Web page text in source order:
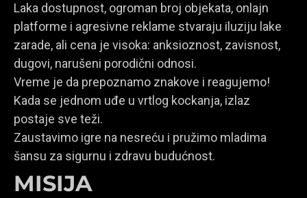
Laka dostupnost, ogroman broj objekata, onlajn
platforme i agresivne reklame stvaraju iluziju lake
zarade, ali cena je visoka: anksioznost, zavisnost,
dugovi, narušeni porodični odnosi.
Vreme je da prepoznamo znakove i reagujemo!
Kada se jednom uđe u vrtlog kockanja, izlaz
postaje sve teži.
Zaustavimo igre na nesreću i pružimo mladima
šansu za sigurnu i zdravu budućnost.
MISIJA